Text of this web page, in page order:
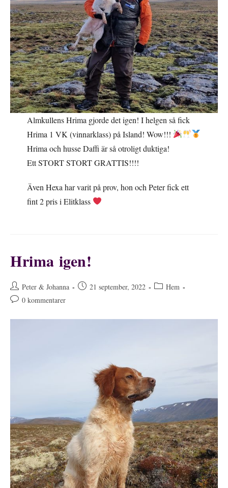
Almkullens Hrima gjorde det igen! I helgen så fick
Hrima 1 VK (vinnarklass) på Island! Wow!!!
Hrima och husse Daffi är så otroligt duktiga!
Ett STORT STORT GRATTIS!!!!
Även Hexa har varit på prov, hon och Peter fick ett
fint 2 pris i Elitklass
Hrima igen!
Inläggsförfattare:
Peter & Johanna
Inlägget21 september, 2022 Inläggskategori:
Hem
Kommentarer
inlägget:
0 kommentarer